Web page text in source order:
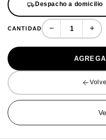
Despacho a domicilio
CANTIDAD − +